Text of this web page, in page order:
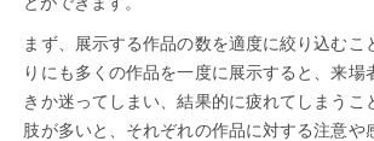
まず、展示する作品の数を適度に絞り込むこ
りにも多くの作品を一度に展示すると、来場
きか迷ってしまい、結果的に疲れてしまうこ
肢が多いと、それぞれの作品に対する注意や